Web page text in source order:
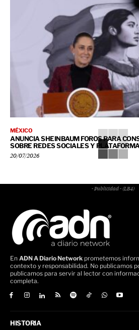
MÉXICO
ANUNCIA SHEINBAUM FOROS PARA
SOBRE REDES SOCIALES Y
20/07/2026
- Publicidad - (LB4)
En ADN A Diario Network prometemos
contexto y responsabilidad. No publicamos
publicamos para servir al lector con
completa.
HISTORIA